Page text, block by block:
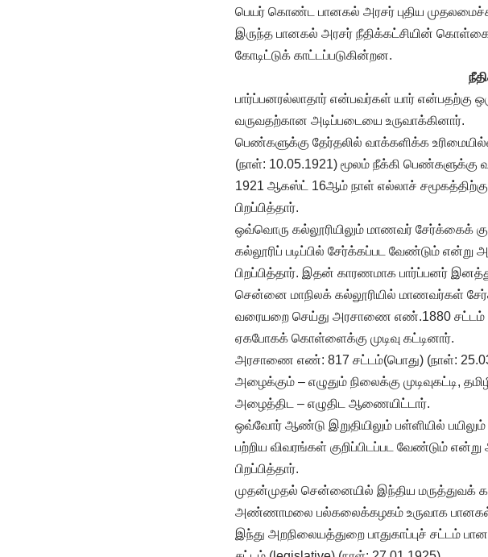
பெயர் கொண்ட பானகல் அரசர் புதிய
இருந்த பானகல் அரசர் நீதிக்கட்சியின்
கோடிட்டுக் காட்டப்படுகின்றன.
பார்ப்பனரல்லாதார் என்பவர்கள் யார் என்பதற்கு ஒரு
வருவதற்கான அடிப்படையை உருவாக்கினார்.
பெண்களுக்கு தேர்தலில் வாக்களிக்க
(நாள்: 10.05.1921) மூலம் நீக்கி பெண்களுக்கு
1921 ஆகஸ்ட் 16ஆம் நாள் எல்லாச்
பிறப்பித்தார்.
ஒவ்வொரு கல்லூரியிலும் மாணவர் சேர்க்கைக்
கல்லூரிப் படிப்பில் சேர்க்கப்பட வேண்டும்
பிறப்பித்தார். இதன் காரணமாக பார்ப்பனர்
சென்னை மாநிலக் கல்லூரியில் மாணவர்கள்
வரையறை செய்து அரசாணை எண்.1880 சட்டம்
ஏகபோகக் கொள்ளைக்கு முடிவு கட்டினார்.
அரசாணை எண்: 817 சட்டம்(பொது) (நாள்:
அழைக்கும் – எழுதும் நிலைக்கு முடிவுகட்டி,
அழைத்திட – எழுதிட ஆணையிட்டார்.
ஒவ்வோர் ஆண்டு இறுதியிலும் பள்ளியில்
பற்றிய விவரங்கள் குறிப்பிடப்பட வேண்டும்
பிறப்பித்தார்.
முதன்முதல் சென்னையில் இந்திய மருத்துவக்
அண்ணாமலை பல்கலைக்கழகம் உருவாக பானகல்
இந்து அறநிலையத்துறை பாதுகாப்புச் சட்டம்